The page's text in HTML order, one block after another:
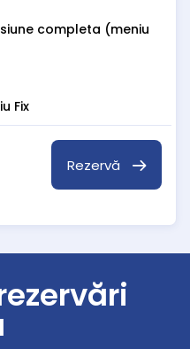
completa (meniu
Fix
Rezervă